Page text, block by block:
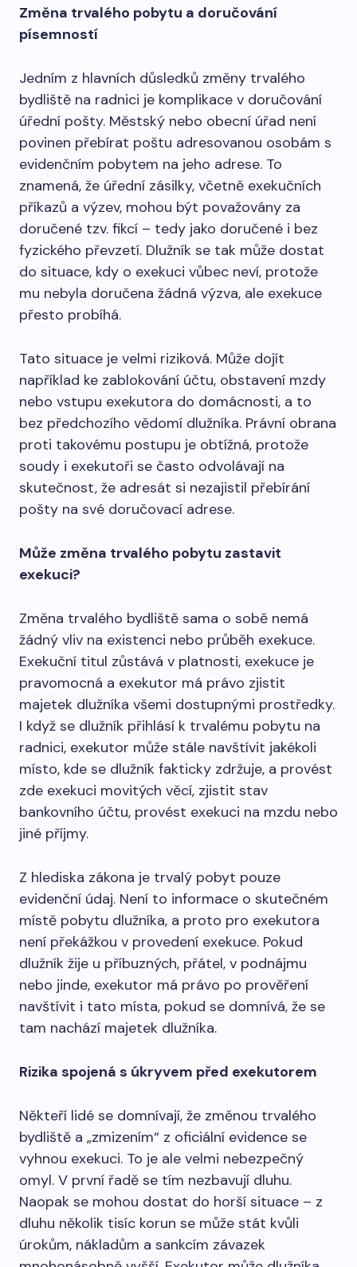
Změna trvalého pobytu a doručování
písemností
Jedním z hlavních důsledků změny trvalého
bydliště na radnici je komplikace v doručování
úřední pošty. Městský nebo obecní úřad není
povinen přebírat poštu adresovanou osobám s
evidenčním pobytem na jeho adrese. To
znamená, že úřední zásilky, včetně exekučních
příkazů a výzev, mohou být považovány za
doručené tzv. fikcí – tedy jako doručené i bez
fyzického převzetí. Dlužník se tak může dostat
do situace, kdy o exekuci vůbec neví, protože
mu nebyla doručena žádná výzva, ale exekuce
přesto probíhá.
Tato situace je velmi riziková. Může dojít
například ke zablokování účtu, obstavení mzdy
nebo vstupu exekutora do domácnosti, a to
bez předchozího vědomí dlužníka. Právní obrana
proti takovému postupu je obtížná, protože
soudy i exekutoři se často odvolávají na
skutečnost, že adresát si nezajistil přebírání
pošty na své doručovací adrese.
Může změna trvalého pobytu zastavit
exekuci?
Změna trvalého bydliště sama o sobě nemá
žádný vliv na existenci nebo průběh exekuce.
Exekuční titul zůstává v platnosti, exekuce je
pravomocná a exekutor má právo zjistit
majetek dlužníka všemi dostupnými prostředky.
I když se dlužník přihlásí k trvalému pobytu na
radnici, exekutor může stále navštívit jakékoli
místo, kde se dlužník fakticky zdržuje, a provést
zde exekuci movitých věcí, zjistit stav
bankovního účtu, provést exekuci na mzdu nebo
jiné příjmy.
Z hlediska zákona je trvalý pobyt pouze
evidenční údaj. Není to informace o skutečném
místě pobytu dlužníka, a proto pro exekutora
není překážkou v provedení exekuce. Pokud
dlužník žije u příbuzných, přátel, v podnájmu
nebo jinde, exekutor má právo po prověření
navštívit i tato místa, pokud se domnívá, že se
tam nachází majetek dlužníka.
Rizika spojená s úkryvem před exekutorem
Někteří lidé se domnívají, že změnou trvalého
bydliště a „zmizením“ z oficiální evidence se
vyhnou exekuci. To je ale velmi nebezpečný
omyl. V první řadě se tím nezbavují dluhu.
Naopak se mohou dostat do horší situace – z
dluhu několik tisíc korun se může stát kvůli
úrokům, nákladům a sankcím závazek